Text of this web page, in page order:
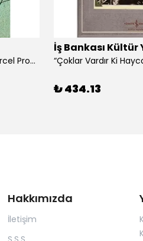
‘Kalan Son Güzel Kağıdım’ - Marcel Proust
İş Bankası Kültür
₺ 434.13
Hakkımızda
İletişim